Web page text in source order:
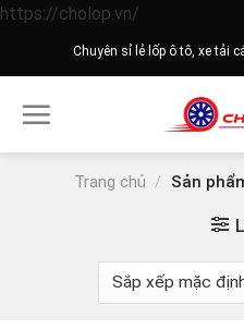
https://cholop.vn/
to
Chuyên sỉ lẻ lốp ô tô, xe tải
Trang chủ / Sản